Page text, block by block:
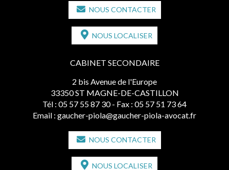
NOUS CONTACTER
NOUS LOCALISER
CABINET SECONDAIRE
2 bis Avenue de l'Europe
33350 ST MAGNE-DE-CASTILLON
Tél : 05 57 55 87 30 - Fax : 05 57 51 73 64
Email : gaucher-piola@gaucher-piola-avocat.fr
NOUS CONTACTER
NOUS LOCALISER